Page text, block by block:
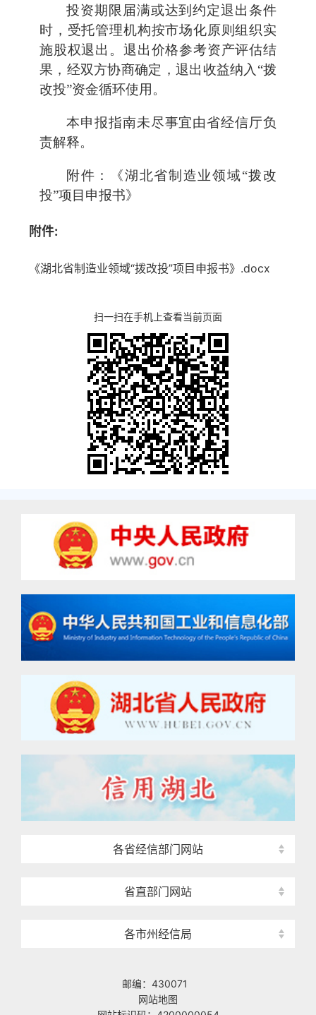
投资期限届满或达到约定退出条件
时，受托管理机构按市场化原则组织实
施股权退出。退出价格参考资产评估结
果，经双方协商确定，退出收益纳入“拨
改投”资金循环使用。
本申报指南未尽事宜由省经信厅负
责解释。
附件：《湖北省制造业领域“拨改
投”项目申报书》
附件:
《湖北省制造业领域“拨改投”项目申报书》.docx
扫一扫在手机上查看当前页面
各省经信部门网站
省直部门网站
各市州经信局
邮编：430071
网站地图